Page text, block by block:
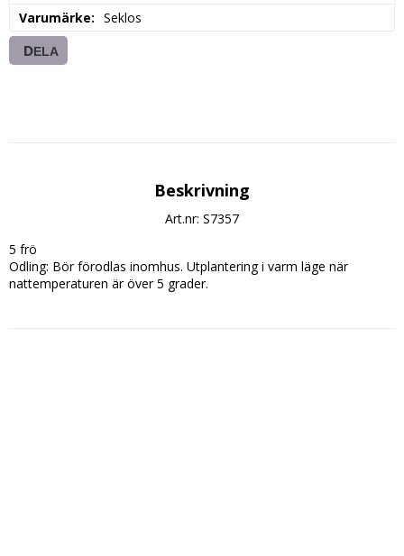
Varumärke
Seklos
DELA
Beskrivning
Art.nr: S7357
5 frö
Odling: Bör förodlas inomhus. Utplantering i varm läge när
nattemperaturen är över 5 grader.